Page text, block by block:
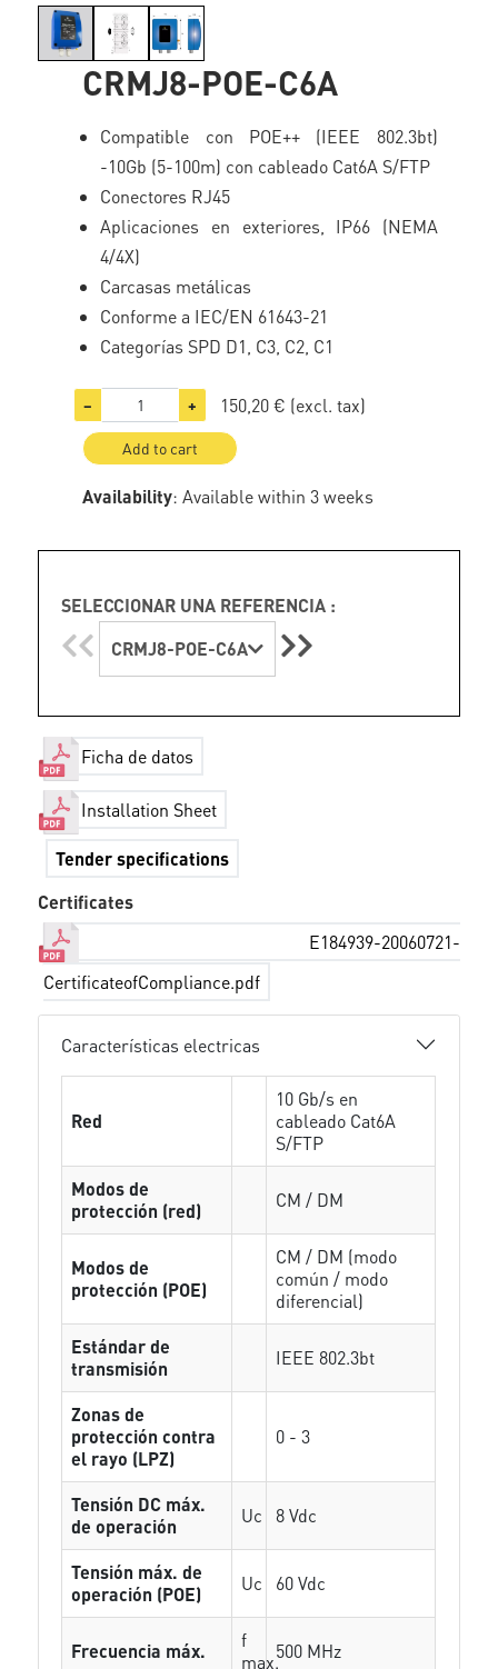
CRMJ8-POE-C6A
Compatible con POE++ (IEEE 802.3bt)
-10Gb (5-100m) con cableado Cat6A S/FTP
Conectores RJ45
Aplicaciones en exteriores, IP66 (NEMA
4/4X)
Carcasas metálicas
Conforme a IEC/EN 61643-21
Categorías SPD D1, C3, C2, C1
− + 150,20 € (excl. tax)
Add to cart
Availability: Available within 3 weeks
SELECCIONAR UNA REFERENCIA :
CRMJ8-POE-C6A
Ficha de datos
Installation Sheet
Tender specifications
Certificates
E184939-20060721-
CertificateofCompliance.pdf
Características electricas
Red
10 Gb/s en
cableado Cat6A
S/FTP
Modos de
protección (red)
CM / DM
Modos de
protección (POE)
CM / DM (modo
común / modo
diferencial)
Estándar de
transmisión
IEEE 802.3bt
Zonas de
protección contra
el rayo (LPZ)
0 - 3
Tensión DC máx.
de operación
Uc 8 Vdc
Tensión máx. de
operación (POE)
Uc 60 Vdc
Frecuencia máx.
f
max.500 MHz